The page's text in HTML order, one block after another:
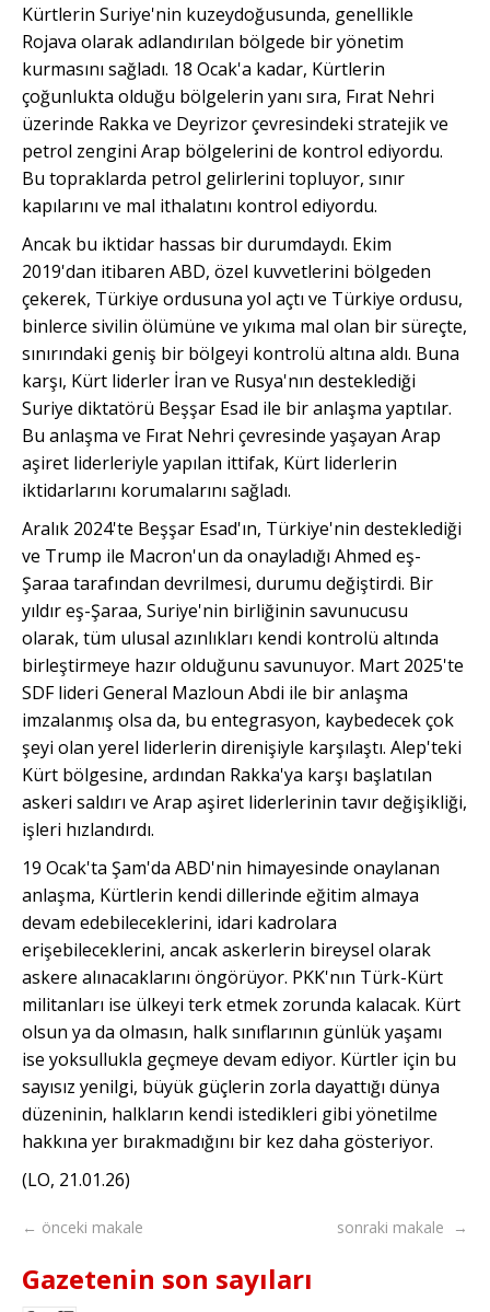
Kürtlerin Suriye'nin kuzeydoğusunda, genellikle
Rojava olarak adlandırılan bölgede bir yönetim
kurmasını sağladı. 18 Ocak'a kadar, Kürtlerin
çoğunlukta olduğu bölgelerin yanı sıra, Fırat Nehri
üzerinde Rakka ve Deyrizor çevresindeki stratejik ve
petrol zengini Arap bölgelerini de kontrol ediyordu.
Bu topraklarda petrol gelirlerini topluyor, sınır
kapılarını ve mal ithalatını kontrol ediyordu.
Ancak bu iktidar hassas bir durumdaydı. Ekim
2019'dan itibaren ABD, özel kuvvetlerini bölgeden
çekerek, Türkiye ordusuna yol açtı ve Türkiye ordusu,
binlerce sivilin ölümüne ve yıkıma mal olan bir süreçte,
sınırındaki geniş bir bölgeyi kontrolü altına aldı. Buna
karşı, Kürt liderler İran ve Rusya'nın desteklediği
Suriye diktatörü Beşşar Esad ile bir anlaşma yaptılar.
Bu anlaşma ve Fırat Nehri çevresinde yaşayan Arap
aşiret liderleriyle yapılan ittifak, Kürt liderlerin
iktidarlarını korumalarını sağladı.
Aralık 2024'te Beşşar Esad'ın, Türkiye'nin desteklediği
ve Trump ile Macron'un da onayladığı Ahmed eş-
Şaraa tarafından devrilmesi, durumu değiştirdi. Bir
yıldır eş-Şaraa, Suriye'nin birliğinin savunucusu
olarak, tüm ulusal azınlıkları kendi kontrolü altında
birleştirmeye hazır olduğunu savunuyor. Mart 2025'te
SDF lideri General Mazloun Abdi ile bir anlaşma
imzalanmış olsa da, bu entegrasyon, kaybedecek çok
şeyi olan yerel liderlerin direnişiyle karşılaştı. Alep'teki
Kürt bölgesine, ardından Rakka'ya karşı başlatılan
askeri saldırı ve Arap aşiret liderlerinin tavır değişikliği,
işleri hızlandırdı.
19 Ocak'ta Şam'da ABD'nin himayesinde onaylanan
anlaşma, Kürtlerin kendi dillerinde eğitim almaya
devam edebileceklerini, idari kadrolara
erişebileceklerini, ancak askerlerin bireysel olarak
askere alınacaklarını öngörüyor. PKK'nın Türk-Kürt
militanları ise ülkeyi terk etmek zorunda kalacak. Kürt
olsun ya da olmasın, halk sınıflarının günlük yaşamı
ise yoksullukla geçmeye devam ediyor. Kürtler için bu
sayısız yenilgi, büyük güçlerin zorla dayattığı dünya
düzeninin, halkların kendi istedikleri gibi yönetilme
hakkına yer bırakmadığını bir kez daha gösteriyor.
(LO, 21.01.26)
← önceki makale sonraki makale →
Gazetenin son sayıları